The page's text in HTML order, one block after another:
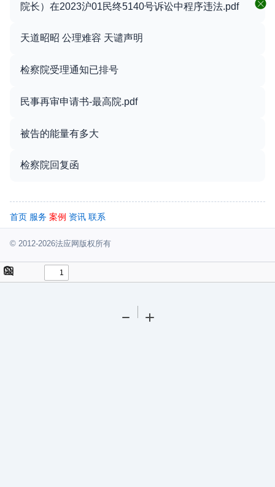
院长）在2023沪01民终5140号诉讼中程序违法.pdf
天道昭昭 公理难容 天谴声明
检察院受理通知已排号
民事再审申请书-最高院.pdf
被告的能量有多大
检察院回复函
首页 服务 案例 资讯 联系
© 2012-2026法应网版权所有
Find
Zoom